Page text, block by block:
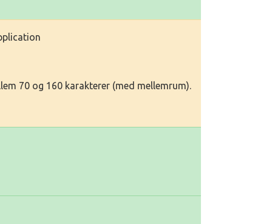
70 og 160 karakterer (med mellemrum).